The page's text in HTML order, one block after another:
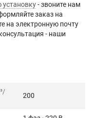
- звоните нам
заказ на
на электронную почту
- наши
200